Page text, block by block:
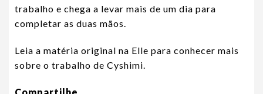
trabalho e chega a levar mais de um dia para
completar as duas mãos.
Leia a matéria original na Elle para conhecer mais
sobre o trabalho de Cyshimi.
Compartilhe